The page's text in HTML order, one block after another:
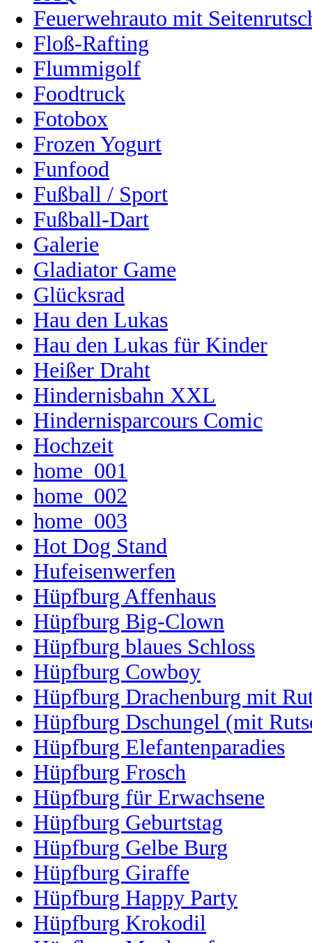
Feuerwehrauto mit
Floß-Rafting
Flummigolf
Foodtruck
Fotobox
Frozen Yogurt
Funfood
Fußball / Sport
Fußball-Dart
Galerie
Gladiator Game
Glücksrad
Hau den Lukas
Hau den Lukas für Kinder
Heißer Draht
Hindernisbahn XXL
Hindernisparcours Comic
Hochzeit
home_001
home_002
home_003
Hot Dog Stand
Hufeisenwerfen
Hüpfburg Affenhaus
Hüpfburg Big-Clown
Hüpfburg blaues Schloss
Hüpfburg Cowboy
Hüpfburg Drachenburg mit
Hüpfburg Dschungel (mit
Hüpfburg Elefantenparadies
Hüpfburg Frosch
Hüpfburg für Erwachsene
Hüpfburg Geburtstag
Hüpfburg Gelbe Burg
Hüpfburg Giraffe
Hüpfburg Happy Party
Hüpfburg Krokodil